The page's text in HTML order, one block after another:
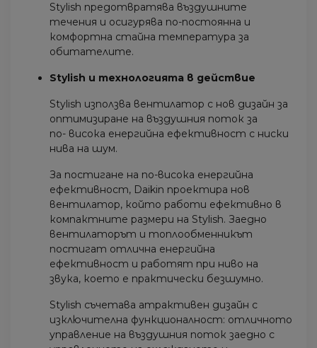
Stylish предотвратява въздушните
течения и осигурява по-постоянна и
комфортна стайна температура за
обитателите.
Stylish и технологията в действие
Stylish използва вентилатор с нов дизайн за
оптимизиране на въздушния поток за
по- висока енергийна ефективност с ниски
нива на шум.
За постигане на по-висока енергийна
ефективност, Daikin проектира нов
вентилатор, който работи ефективно в
компактните размери на Stylish. Заедно
вентилаторът и топлообменникът
постигат отлична енергийна
ефективност и работят при ниво на
звука, което е практически безшумно.
Stylish съчетава атрактивен дизайн с
изключителна функционалност: отличното
управление на въздушния поток заедно с